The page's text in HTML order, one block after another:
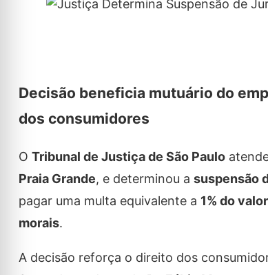
Decisão beneficia mutuário do
dos consumidores
O Tribunal de Justiça de São Paulo
Praia Grande, e determinou a suspensão
pagar uma multa equivalente a 1% do
morais.
A decisão reforça o direito dos